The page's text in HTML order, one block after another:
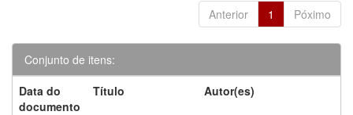
Anterior 1 Póximo
Conjunto de itens:
Data do
documento
Título Autor(es)